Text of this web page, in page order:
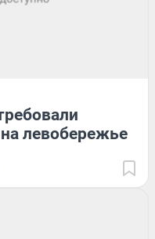
левобережье